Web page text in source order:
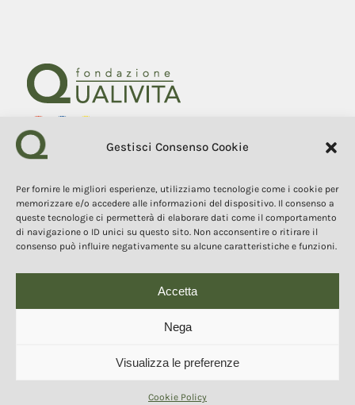
Gestisci Consenso Cookie
Per fornire le migliori esperienze, utilizziamo tecnologie come i cookie per
memorizzare e/o accedere alle informazioni del dispositivo. Il consenso a
queste tecnologie ci permetterà di elaborare dati come il comportamento
di navigazione o ID unici su questo sito. Non acconsentire o ritirare il
consenso può influire negativamente su alcune caratteristiche e funzioni.
Accetta
Nega
Visualizza le preferenze
Cookie Policy
Fondazione Qualivita
Tel. +39 0577 1503049
COPYRIGHT 2025
I contenuti, i testi e le immagini di questo sito web sono di
qualsiasi forma, dei contenuti e delle immagini senza espressa
© 2025 Copyright - Fondazione Qualivita :: Credits:IDEM ADV Grafica web
comunicazione